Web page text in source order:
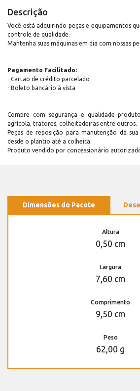
Descrição
Você está adquirindo peças e equipamentos
controle de qualidade.
Mantenha suas máquinas em dia com nossas
Pagamento Facilitado:
- Cartão de crédito parcelado
- Boleto bancário à vista
Compre com segurança e qualidade
agrícola, tratores, colheitadeiras entre outros.
Peças de reposição para manutenção dá
desde o plantio até a colheita.
Produto vendido por concessionário
Dimensões do Pacote
Altura
0,50 cm
Largura
7,60 cm
Comprimento
9,50 cm
Peso
62,00 g